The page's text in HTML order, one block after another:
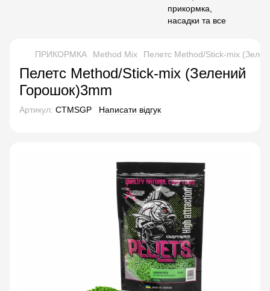
ПРИКОРМКА Method Mix Пелетс Method/Stick-mix
Пелетс Method/Stick-mix (Зелений
Горошок)3mm
Артикул: CTMSGP Написати відгук